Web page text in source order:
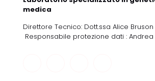
medica
Direttore Tecnico: Dott.ssa Alice Bruson
Responsabile protezione dati : Andrea